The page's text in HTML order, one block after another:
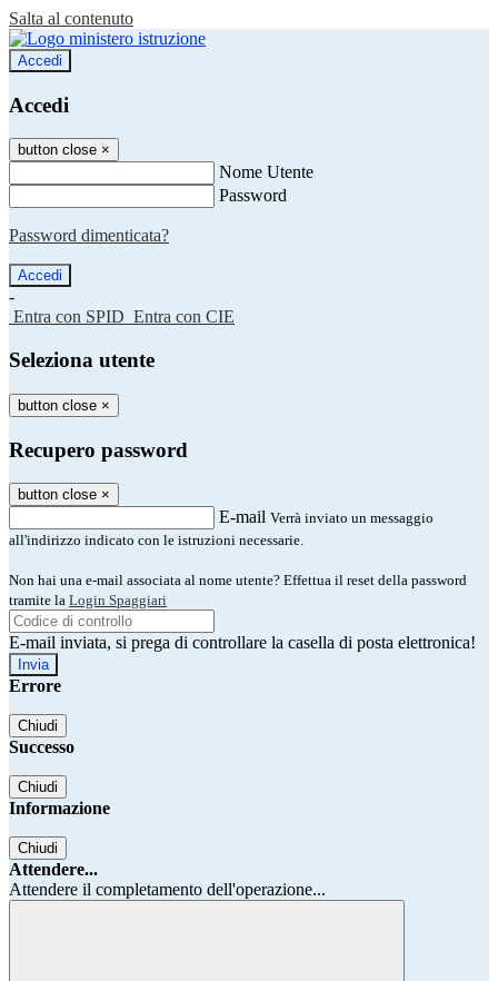
Salta al contenuto
Accedi
Accedi
button close ×
Nome Utente
Password
Password dimenticata?
-
Entra con SPID Entra con CIE
Seleziona utente
button close ×
Recupero password
button close ×
E-mail Verrà inviato un messaggio
all'indirizzo indicato con le istruzioni necessarie.
Non hai una e-mail associata al nome utente? Effettua il reset della password
tramite la Login Spaggiari
E-mail inviata, si prega di controllare la casella di posta elettronica!
Errore
Chiudi
Successo
Chiudi
Informazione
Chiudi
Attendere...
Attendere il completamento dell'operazione...